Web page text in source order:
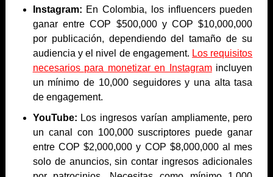
Instagram: En Colombia, los influencers pueden
ganar entre COP $500,000 y COP $10,000,000
por publicación, dependiendo del tamaño de su
audiencia y el nivel de engagement. Los requisitos
necesarios para monetizar en Instagramincluyen
un mínimo de 10,000 seguidores y una alta tasa
de engagement.
YouTube: Los ingresos varían ampliamente, pero
un canal con 100,000 suscriptores puede ganar
entre COP $2,000,000 y COP $8,000,000 al mes
solo de anuncios, sin contar ingresos adicionales